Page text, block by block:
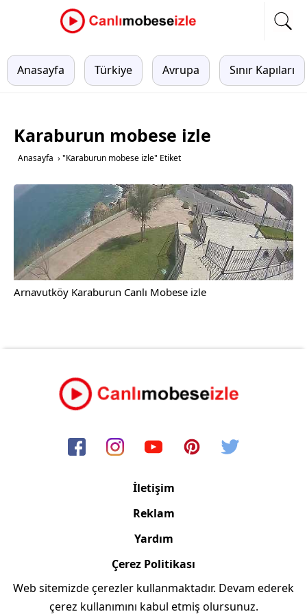
Anasayfa Türkiye Avrupa Sınır Kapıları
Karaburun mobese izle
Anasayfa › "Karaburun mobese izle" Etiket
Arnavutköy Karaburun Canlı Mobese izle
İletişim
Reklam
Yardım
Çerez Politikası
Copyright © 2006/2024 Canlimobeseizle.com
Web sitemizde çerezler kullanmaktadır. Devam ederek
çerez kullanımını kabul etmiş olursunuz.